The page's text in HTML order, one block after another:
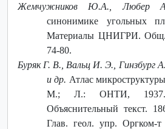
Жемчужников Ю.А.,
синонимике угольных
Материалы ЦНИГРИ.
74-80.
Буряк Г. В., Вальц И. Э.,
и др. Атлас
М.; Л.: ОНТИ,
Объяснительный текст.
Глав. геол. упр. Оргком-